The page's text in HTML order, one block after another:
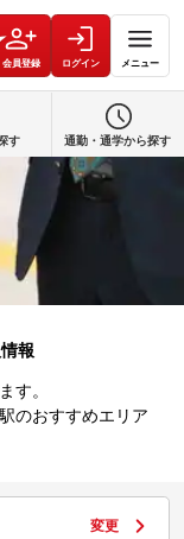
会員登録 ログイン メニュー
報
す。
のおすすめエリア
変更
す 通勤・通学から探す